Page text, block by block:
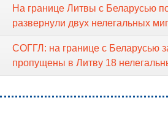
На границе Литвы с Беларусью
развернули двух нелегальных
СОГГЛ: на границе с Беларусью
пропущены в Литву 18